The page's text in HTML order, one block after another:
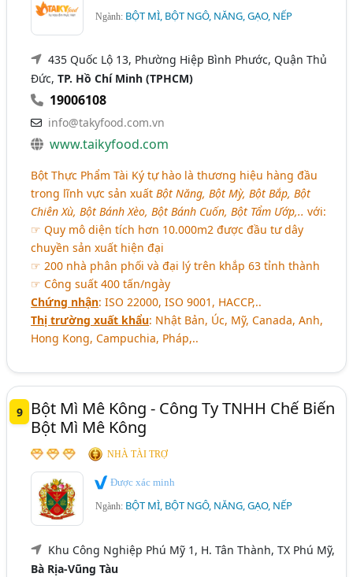
Ngành: BỘT MÌ, BỘT NGÔ, NĂNG, GẠO, NẾP
435 Quốc Lộ 13, Phường Hiệp Bình Phước, Quận Thủ
Đức,TP. Hồ Chí Minh (TPHCM)
19006108
info@takyfood.com.vn
www.taikyfood.com
Bột Thực Phẩm Tài Ký tự hào là thương hiệu hàng đầu
trong lĩnh vực sản xuấtBột Năng, Bột Mỳ, Bột Bắp, Bột
Chiên Xù, Bột Bánh Xèo, Bột Bánh Cuốn, Bột Tẩm Ướp,.. với:
☞ Quy mô diện tích hơn 10.000m2 được đầu tư dây
chuyền sản xuất hiện đại
☞ 200 nhà phân phối và đại lý trên khắp 63 tỉnh thành
☞ Công suất 400 tấn/ngày
Chứng nhận: ISO 22000, ISO 9001, HACCP,..
Thị trường xuất khẩu: Nhật Bản, Úc, Mỹ, Canada, Anh,
Hong Kong, Campuchia, Pháp,..
9
Bột Mì Mê Kông - Công Ty TNHH Chế Biến
Bột Mì Mê Kông
NHÀ TÀI TRỢ
Được xác minh
Ngành: BỘT MÌ, BỘT NGÔ, NĂNG, GẠO, NẾP
Khu Công Nghiệp Phú Mỹ 1, H. Tân Thành, TX Phú Mỹ,
Bà Rịa-Vũng Tàu